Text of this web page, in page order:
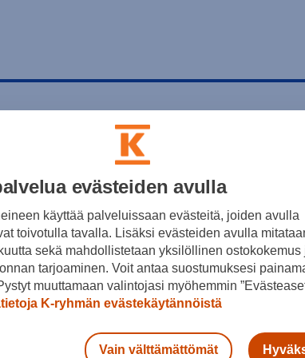
evästeiden avulla
käyttää palveluissaan evästeitä, joiden avulla
toivotulla tavalla. Lisäksi evästeiden avulla
sekä mahdollistetaan yksilöllinen ostokokemus
tarjoaminen. Voit antaa suostumuksesi
muuttamaan valintojasi myöhemmin
K-ryhmän evästekäytännöistä
Vain välttämättömät